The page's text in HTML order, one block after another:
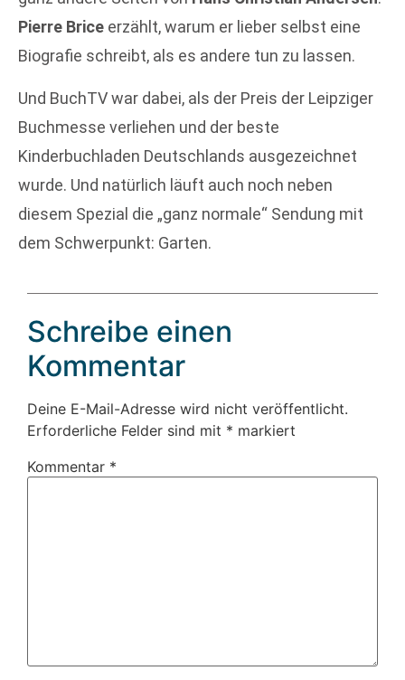
Pierre Brice erzählt, warum er lieber selbst eine
Biografie schreibt, als es andere tun zu lassen.
Und BuchTV war dabei, als der Preis der Leipziger
Buchmesse verliehen und der beste
Kinderbuchladen Deutschlands ausgezeichnet
wurde. Und natürlich läuft auch noch neben
diesem Spezial die „ganz normale“ Sendung mit
dem Schwerpunkt: Garten.
Schreibe einen
Kommentar
Deine E-Mail-Adresse wird nicht veröffentlicht.
Erforderliche Felder sind mit * markiert
Kommentar *